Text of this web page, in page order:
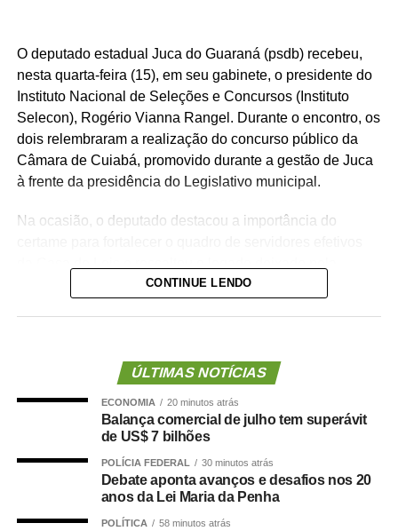
O deputado estadual Juca do Guaraná (psdb) recebeu,
nesta quarta-feira (15), em seu gabinete, o presidente do
Instituto Nacional de Seleções e Concursos (Instituto
Selecon), Rogério Vianna Rangel. Durante o encontro, os
dois relembraram a realização do concurso público da
Câmara de Cuiabá, promovido durante a gestão de Juca
à frente da presidência do Legislativo municipal.
Na ocasião, o deputado destacou a importância do
Cuiabá, que é de todos nós mato-grossenses, o
parlamento mais antigo do Centro-Oeste brasileiro”,
O concurso público foi realizado para provimento de
vagas e formação de cadastro de reserva para cargos de
níveis médio e superior, contemplando funções como
CONTINUE LENDO
ÚLTIMAS NOTÍCIAS
ECONOMIA 20 minutos atrás
Balança comercial de julho tem superávit
de US$ 7 bilhões
POLÍCIA FEDERAL 30 minutos atrás
Debate aponta avanços e desafios nos 20
anos da Lei Maria da Penha
POLÍTICA 58 minutos atrás